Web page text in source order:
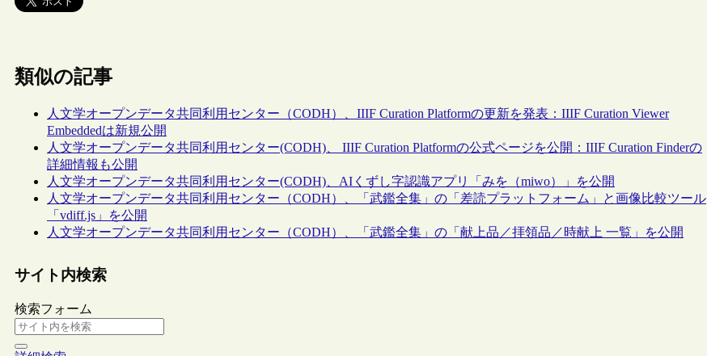
類似の記事
人文学オープンデータ共同利用センター（CODH）、IIIF Curation Platformの更新を発表：IIIF Curation Viewer
Embeddedは新規公開
人文学オープンデータ共同利用センター(CODH)、 IIIF Curation Platformの公式ページを公開：IIIF Curation Finderの
詳細情報も公開
人文学オープンデータ共同利用センター(CODH)、AIくずし字認識アプリ「みを（miwo）」を公開
人文学オープンデータ共同利用センター（CODH）、「武鑑全集」の「差読プラットフォーム」と画像比較ツール
「vdiff.js」を公開
人文学オープンデータ共同利用センター（CODH）、「武鑑全集」の「献上品／拝領品／時献上 一覧」を公開
サイト内検索
検索フォーム